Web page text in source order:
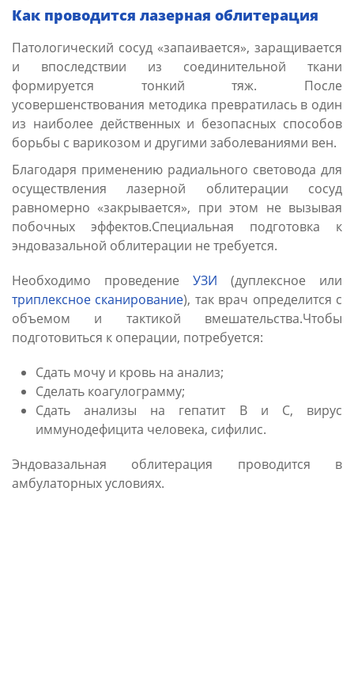
Как проводится лазерная облитерация
Патологический сосуд «запаивается», заращивается
и впоследствии из соединительной ткани
формируется тонкий тяж. После
усовершенствования методика превратилась в один
из наиболее действенных и безопасных способов
борьбы с варикозом и другими заболеваниями вен.
Благодаря применению радиального световода для
осуществления лазерной облитерации сосуд
равномерно «закрывается», при этом не вызывая
побочных эффектов.Специальная подготовка к
эндовазальной облитерации не требуется.
Необходимо проведение УЗИ (дуплексное или
триплексное сканирование), так врач определится с
объемом и тактикой вмешательства.Чтобы
подготовиться к операции, потребуется:
Сдать мочу и кровь на анализ;
Сделать коагулограмму;
Сдать анализы на гепатит В и С, вирус
иммунодефицита человека, сифилис.
Эндовазальная облитерация проводится в
амбулаторных условиях.